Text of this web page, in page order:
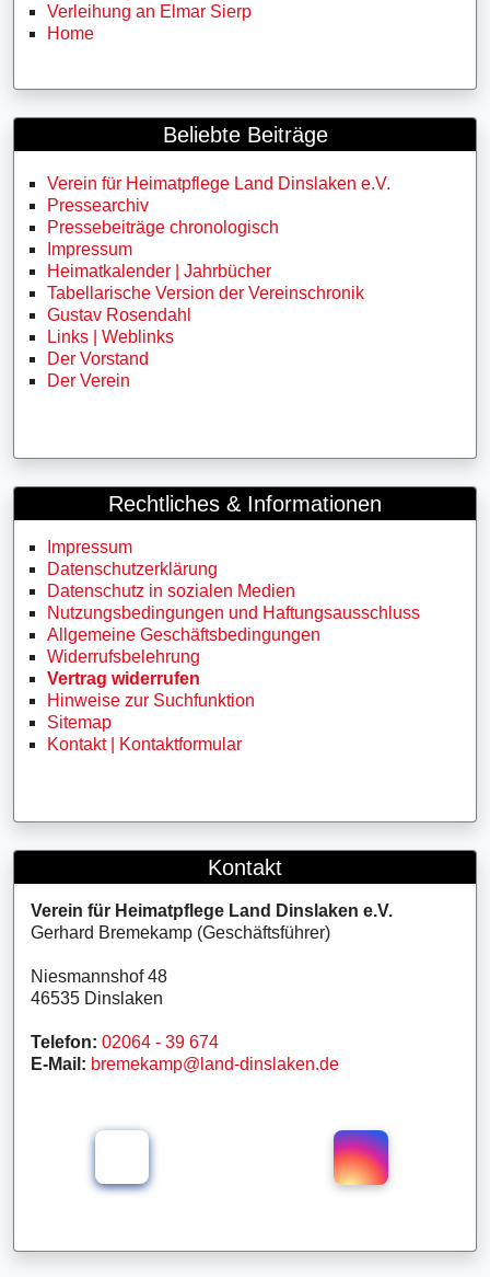
Verleihung an Elmar Sierp
Home
Beliebte Beiträge
Verein für Heimatpflege Land Dinslaken e.V.
Pressearchiv
Pressebeiträge chronologisch
Impressum
Heimatkalender | Jahrbücher
Tabellarische Version der Vereinschronik
Gustav Rosendahl
Links | Weblinks
Der Vorstand
Der Verein
Rechtliches & Informationen
Impressum
Datenschutzerklärung
Datenschutz in sozialen Medien
Nutzungsbedingungen und Haftungsausschluss
Allgemeine Geschäftsbedingungen
Widerrufsbelehrung
Vertrag widerrufen
Hinweise zur Suchfunktion
Sitemap
Kontakt | Kontaktformular
Kontakt
Verein für Heimatpflege Land Dinslaken e.V.
Gerhard Bremekamp (Geschäftsführer)
Niesmannshof 48
46535 Dinslaken
Telefon: 02064 - 39 674
E-Mail: bremekamp@land-dinslaken.de